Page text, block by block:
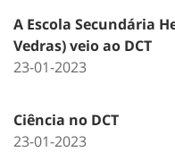
A Escola Secundária
Vedras) veio ao DCT
23-01-2023
Ciência no DCT
23-01-2023